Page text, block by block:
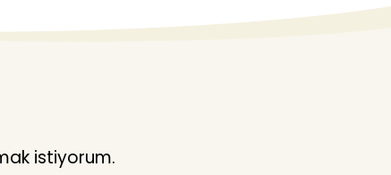
istiyorum.